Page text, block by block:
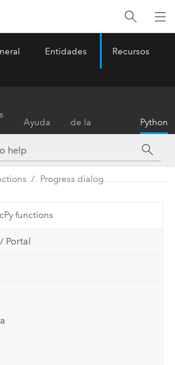
Entidades Recursos
Ayuda
de la
herramienta
Python
Progress dialog
functions
Portal